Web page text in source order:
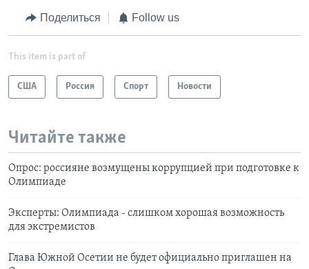
Поделиться Follow us
This item is part of
США Россия Спорт Новости
Читайте также
Опрос: россияне возмущены коррупцией при подготовке к
Олимпиаде
Эксперты: Олимпиада - слишком хорошая возможность
для экстремистов
Глава Южной Осетии не будет официально приглашен на